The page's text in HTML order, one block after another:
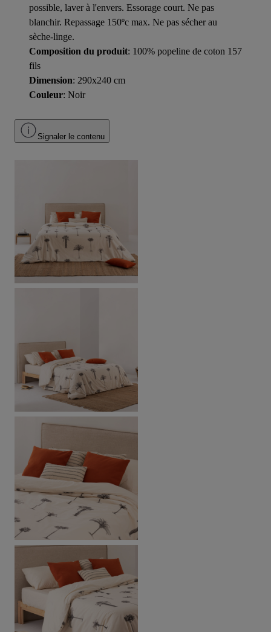
possible, laver à l'envers. Essorage court. Ne pas
blanchir. Repassage 150ºc max. Ne pas sécher au
sèche-linge.
Composition du produit: 100% popeline de coton 157
fils
Dimension: 290x240 cm
Couleur: Noir
Signaler le contenu